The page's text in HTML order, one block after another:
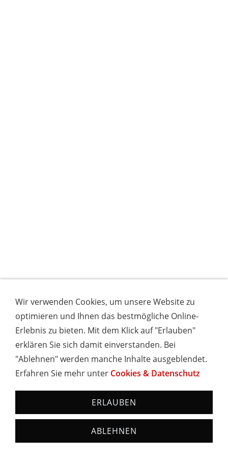
Wir verwenden Cookies, um unsere Website zu
optimieren und Ihnen das bestmögliche Online-
Erlebnis zu bieten. Mit dem Klick auf "Erlauben"
erklären Sie sich damit einverstanden. Bei
"Ablehnen" werden manche Inhalte ausgeblendet.
Erfahren Sie mehr unter Cookies & Datenschutz
ERLAUBEN
ABLEHNEN